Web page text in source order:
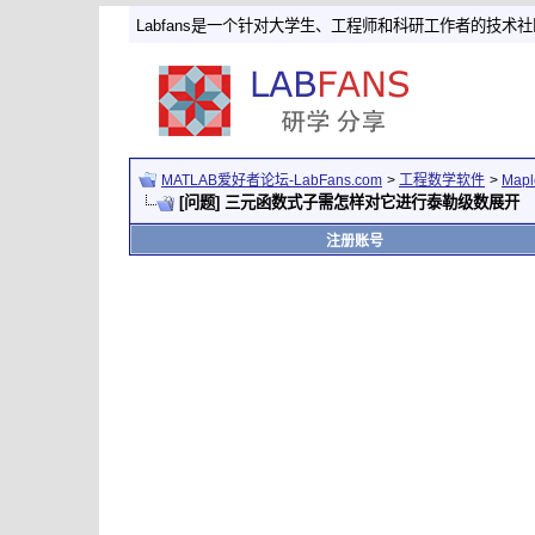
Labfans是一个针对大学生、工程师和科研工作者的技术社
MATLAB爱好者论坛-LabFans.com > 工程数学软件 >
[问题] 三元函数式子需怎样对它进行泰勒级数展开
注册账号